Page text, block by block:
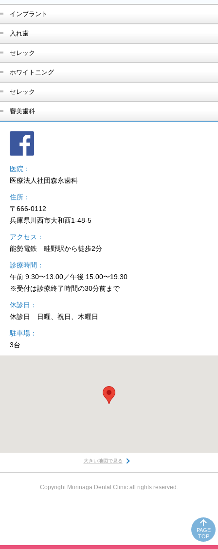
PAGE
TOP
インプラント
入れ歯
セレック
ホワイトニング
セレック
審美歯科
医院
医療法人社団森永歯科
住所
〒666-0112
兵庫県川西市大和西1-48-5
アクセス
能勢電鉄 畦野駅から徒歩2分
診療時間
午前 9:30〜13:00／午後 15:00〜19:30
※受付は診療終了時間の30分前まで
休診日
休診日 日曜、祝日、木曜日
駐車場
3台
大きい地図で見る
Copyright Morinaga Dental Clinic all rights reserved.